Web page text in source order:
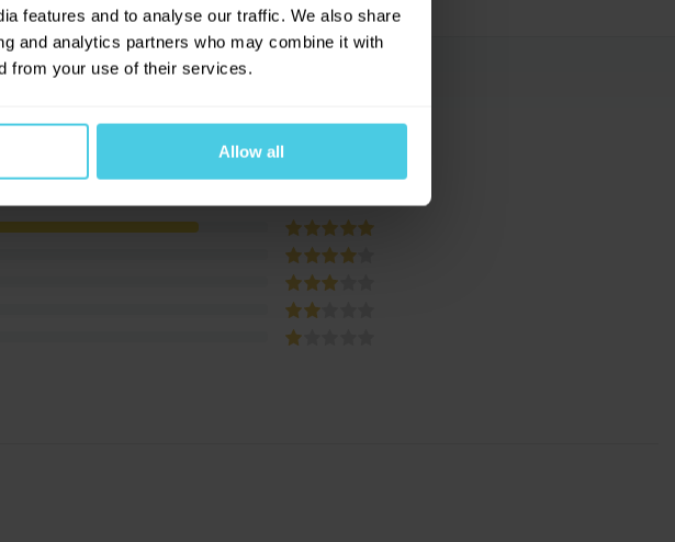
features and to analyse our traffic. We also share
and analytics partners who may combine it with
from your use of their services.
Allow all
e-shopu!
dle
informací o zpracování osobních